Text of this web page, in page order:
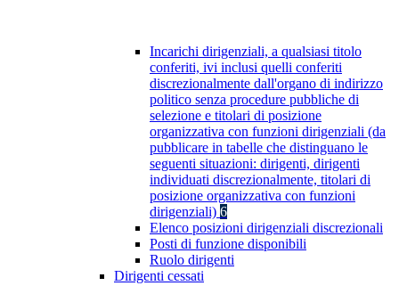
Incarichi dirigenziali, a qualsiasi titolo
conferiti, ivi inclusi quelli conferiti
discrezionalmente dall'organo di indirizzo
politico senza procedure pubbliche di
selezione e titolari di posizione
organizzativa con funzioni dirigenziali (da
pubblicare in tabelle che distinguano le
seguenti situazioni: dirigenti, dirigenti
individuati discrezionalmente, titolari di
posizione organizzativa con funzioni
dirigenziali) 6
Elenco posizioni dirigenziali discrezionali
Posti di funzione disponibili
Ruolo dirigenti
Dirigenti cessati